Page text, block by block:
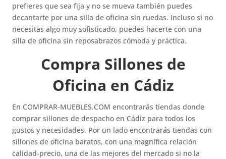
prefieres que sea fija y no se mueva también puedes
decantarte por una silla de oficina sin ruedas. Incluso si no
necesitas algo muy sofisticado, puedes hacerte con una
silla de oficina sin reposabrazos cómoda y práctica.
Compra Sillones de
Oficina en Cádiz
En COMPRAR-MUEBLES.COM encontrarás tiendas donde
comprar sillones de despacho en Cádiz para todos los
gustos y necesidades. Por un lado encontrarás tiendas con
sillones de oficina baratos, con una magnífica relación
calidad-precio, una de las mejores del mercado si no la